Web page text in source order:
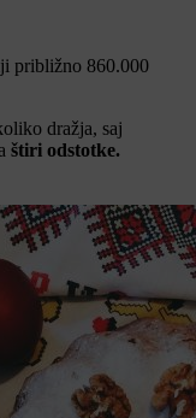
približno 860.000
dražja, saj
štiri odstotke.